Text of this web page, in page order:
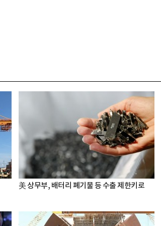
美 상무부, 배터리 폐기물 등 수출 제한키로